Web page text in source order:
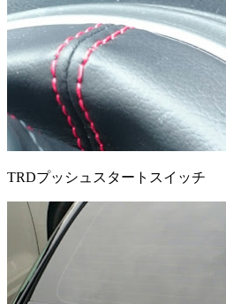
TRDプッシュスタートスイッチ